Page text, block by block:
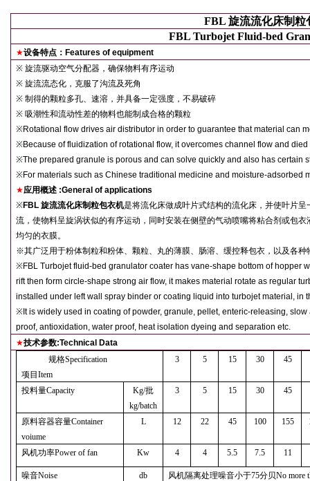
FBL 旋流流化床制粒
FBL Turbojet Fluid-bed
★设备特点： Features of equipment
※ 旋流驱动空气分配器，确保物料有序运动
※ 旋流流态化，克服了沟流及死角
※ 制得的颗粒多孔、速溶，并具备一定强度，不易破碎
※ 吸潮性和流动性差的物料也能制成合格的颗粒
※Rotational flow drives air distributor in order to guarantee that material can
※Because of fluidization of rotational flow, it overcomes channel flow and died
※The prepared granule is porous and can solve quickly and also has certain
※For materials such as Chinese traditional medicine and moisture-adsorbed
★应用概述 :General of applications
※FBL旋流流化床制粒包衣机是将流化床做成叶片式结构的流化床，并使叶片
流，使物料呈旋涡状似的有序运动，同时安装在侧壁的气动喷嘴将粘合剂或包
均匀的衣膜。
※其广泛用于粉体制粒和粉体、颗粒、丸的薄膜、肠溶、缓控释包衣，以及各
※FBL Turbojet fluid-bed granulator coater has vane-shape bottom of hopper
rift then form circle-shape strong air flow, it makes material rotate as regular
installed under left wall spray binder or coating liquid into turbojet material, in
※ It is widely used in coating of powder, granule, pellet, enteric-releasing,
proof, antioxidation, water proof, heat isolation dyeing and separation etc.
★技术参数:Technical Data
规格Specification
项目Item
3 5 15 30 45
投料量Capacity Kg/批
kg/batch
3 5 15 30 45
原料容器容量Container
voiume
L 12 22 45 100 155
风机功率Power of fan Kw 4 4 5.5 7.5 11
噪音Noise db 风机隔离处理噪音小于75分贝No more